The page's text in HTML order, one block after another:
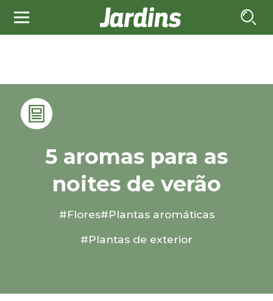
5 aromas para as
noites de verão
#Flores#Plantas aromáticas
#Plantas de exterior